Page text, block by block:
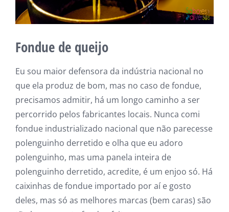
Fondue de queijo
Eu sou maior defensora da indústria nacional no
que ela produz de bom, mas no caso de fondue,
precisamos admitir, há um longo caminho a ser
percorrido pelos fabricantes locais. Nunca comi
fondue industrializado nacional que não parecesse
polenguinho derretido e olha que eu adoro
polenguinho, mas uma panela inteira de
polenguinho derretido, acredite, é um enjoo só. Há
caixinhas de fondue importado por aí e gosto
deles, mas só as melhores marcas (bem caras) são